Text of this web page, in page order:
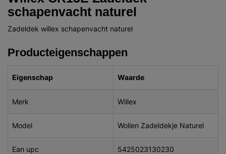
schapenvacht naturel
Zadeldek willex schapenvacht naturel
Producteigenschappen
Eigenschap Waarde
Merk Willex
Model Wollen Zadeldekje Naturel
Ean upc 5425023130230